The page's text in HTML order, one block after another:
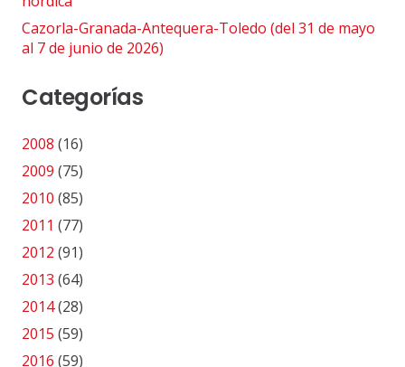
Cazorla-Granada-Antequera-Toledo (del 31 de mayo
al 7 de junio de 2026)
Categorías
2008 (16)
2009 (75)
2010 (85)
2011 (77)
2012 (91)
2013 (64)
2014(28)
2015 (59)
2016 (59)